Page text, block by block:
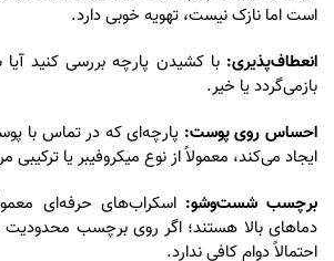
است اما نازک نیست، تهویه خوبی دارد.
انعطاف‌پذیری: با کشیدن پارچه بررسی کنید آیا
بازمی‌گردد یا خیر.
احساس روی پوست: پارچه‌ای که در تماس با
ایجاد می‌کند، معمولاً از نوع میکروفیبر یا
برچسب شست‌وشو: اسکراب‌های حرفه‌ای
دماهای بالا هستند؛ اگر روی برچسب محدودیت
احتمالاً دوام کافی ندارد.